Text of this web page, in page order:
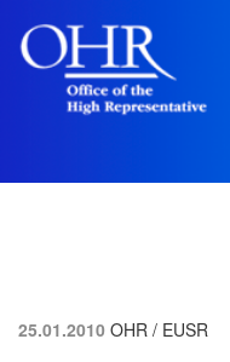
25.01.2010 OHR / EUSR